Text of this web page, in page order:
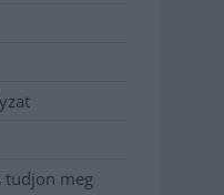
tudjon meg